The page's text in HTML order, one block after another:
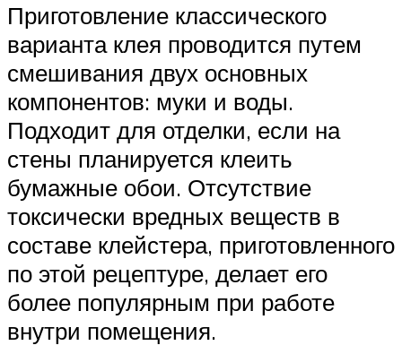
Приготовление классического
варианта клея проводится путем
смешивания двух основных
компонентов: муки и воды.
Подходит для отделки, если на
стены планируется клеить
бумажные обои. Отсутствие
токсически вредных веществ в
составе клейстера, приготовленного
по этой рецептуре, делает его
более популярным при работе
внутри помещения.